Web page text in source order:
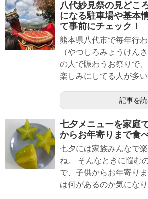
八代妙見祭の見どこ
になる駐車場や基本
て事前にチェック！
熊本県八代市で毎年行
（やつしろみょうけん
の人で賑わうお祭りで
楽しみにしてる人が多
記事を
七夕メニューを家庭
からお年寄りまで食
七夕には家族みんなで
ね。 そんなときに悩む
で、子供からお年寄り
は何があるのか気にな